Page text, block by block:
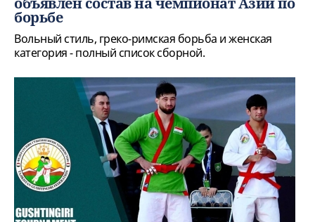
борьбе
Вольный стиль, греко-римская борьба и женская
категория - полный список сборной.